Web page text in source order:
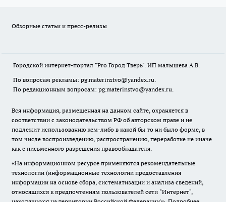
Обзорные статьи и пресс-релизы
Городской интернет-портал "Pro Город Тверь". ИП малышева А.В.
По вопросам рекламы: pg.materinstvo@yandex.ru.
По редакционным вопросам: pg.materinstvo@yandex.ru.
Вся информация, размещенная на данном сайте, охраняется в
соответствии с законодательством РФ об авторском праве и не
подлежит использованию кем-либо в какой бы то ни было форме, в
том числе воспроизведению, распространению, переработке не иначе
как с письменного разрешения правообладателя.
«На информационном ресурсе применяются рекомендательные
технологии (информационные технологии предоставления
информации на основе сбора, систематизации и анализа сведений,
относящихся к предпочтениям пользователей сети "Интернет",